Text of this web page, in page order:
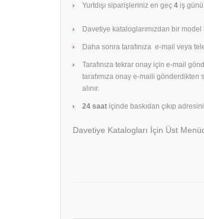
Yurtdışı siparişleriniz en geç 4 iş
Davetiye kataloglarımızdan bir
Daha sonra tarafınıza e-mail veya
Tarafınıza tekrar onay için e-mail
tarafımıza onay e-maili
alınır.
24 saat içinde baskıdan çıkıp
Davetiye Katalogları İçin Üst